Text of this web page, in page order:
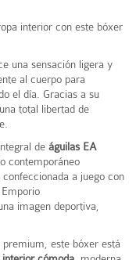
interior con este bóxer
una sensación ligera y
al cuerpo para
el día. Gracias a su
total libertad de
de águilas EA
contemporáneo
a juego con
imagen deportiva,
este bóxer está